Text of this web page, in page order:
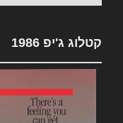
קטלוג ג'יפ 1986